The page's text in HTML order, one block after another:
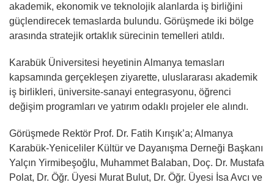
akademik, ekonomik ve teknolojik alanlarda iş birliğini
güçlendirecek temaslarda bulundu. Görüşmede iki bölge
arasında stratejik ortaklık sürecinin temelleri atıldı.
Karabük Üniversitesi heyetinin Almanya temasları
kapsamında gerçekleşen ziyarette, uluslararası akademik
iş birlikleri, üniversite-sanayi entegrasyonu, öğrenci
değişim programları ve yatırım odaklı projeler ele alındı.
Görüşmede Rektör Prof. Dr. Fatih Kırışık’a; Almanya
Karabük-Yeniceliler Kültür ve Dayanışma Derneği Başkanı
Yalçın Yirmibeşoğlu, Muhammet Balaban, Doç. Dr. Mustafa
Polat, Dr. Öğr. Üyesi Murat Bulut, Dr. Öğr. Üyesi İsa Avcı ve